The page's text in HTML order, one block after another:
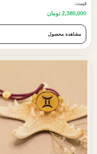
قیمت:
2,380,000 تومان
مشاهده محصول